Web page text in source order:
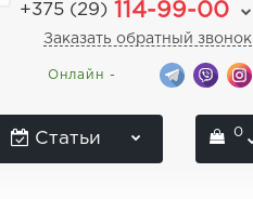
+375 (29) 114-99-00
Заказать обратный звонок
Онлайн -
Статьи 0